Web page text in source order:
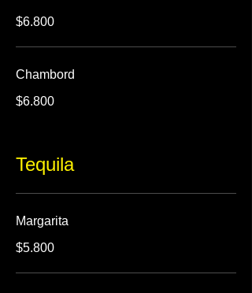
$6.800
Chambord
$6.800
Tequila
Margarita
$5.800